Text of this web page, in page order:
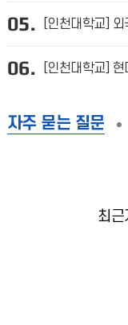
05. [인천대학교]
06. [인천대학교]
자주 묻는 질문
최